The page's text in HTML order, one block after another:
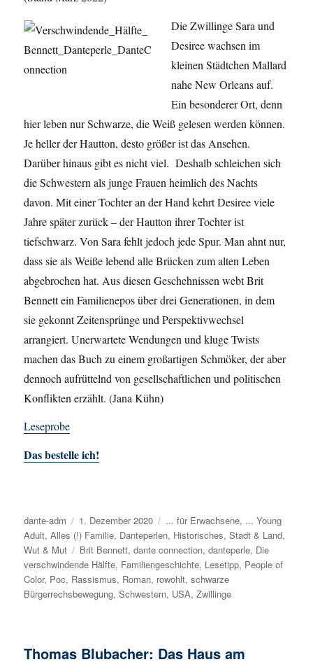
Die Zwillinge Sara und
Desiree wachsen im
kleinen Städtchen Mallard
nahe New Orleans auf.
Ein besonderer Ort, denn
hier leben nur Schwarze, die Weiß gelesen werden können.
Je heller der Hautton, desto größer ist das Ansehen.
Darüber hinaus gibt es nicht viel. Deshalb schleichen sich
die Schwestern als junge Frauen heimlich des Nachts
davon. Mit einer Tochter an der Hand kehrt Desiree viele
Jahre später zurück – der Hautton ihrer Tochter ist
tiefschwarz. Von Sara fehlt jedoch jede Spur. Man ahnt nur,
dass sie als Weiße lebend alle Brücken zum alten Leben
abgebrochen hat. Aus diesen Geschehnissen webt Brit
Bennett ein Familienepos über drei Generationen, in dem
sie gekonnt Zeitensprünge und Perspektivwechsel
arrangiert. Unerwartete Wendungen und kluge Twists
machen das Buch zu einem großartigen Schmöker, der aber
dennoch aufrüttelnd von gesellschaftlichen und politischen
Konflikten erzählt. (Jana Kühn)
Leseprobe
Das bestelle ich!
Autor
dante-adm
Veröffentlicht
am
1. Dezember 2020 Kategorien
... für Erwachsene, ... Young
Adult,Alles (!) Familie, Danteperlen, Historisches,Stadt & Land,
Wut & Mut
Schlagwörter
Brit Bennett,dante connection,danteperle, Die
verschwindende Hälfte, Familiengeschichte, Lesetipp, People of
Color, Poc, Rassismus, Roman, rowohlt,schwarze
Bürgerrechsbewegung,Schwestern, USA,Zwillinge
Thomas Blubacher: Das Haus am